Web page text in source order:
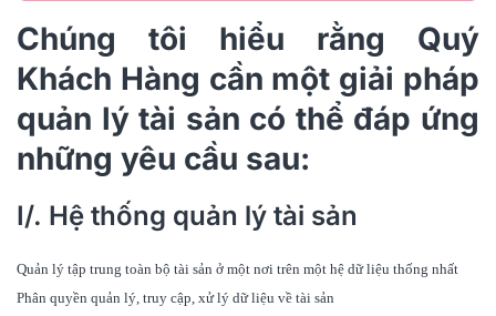
Chúng tôi hiểu rằng Quý
Khách Hàng cần một giải pháp
quản lý tài sản có thể đáp ứng
những yêu cầu sau:
I/. Hệ thống quản lý tài sản
Quản lý tập trung toàn bộ tài sản ở một nơi trên một hệ dữ liệu thống nhất
Phân quyền quản lý, truy cập, xử lý dữ liệu về tài sản